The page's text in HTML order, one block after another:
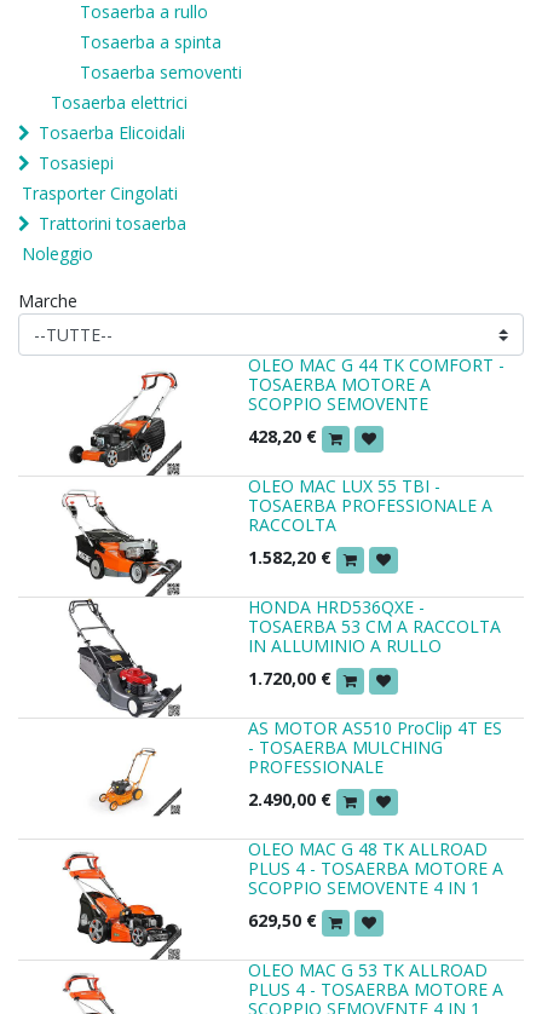
Tosaerba a rullo
Tosaerba a spinta
Tosaerba semoventi
Tosaerba elettrici
Tosaerba Elicoidali
Tosasiepi
Trasporter Cingolati
Trattorini tosaerba
Noleggio
Marche
OLEO MAC G 44 TK COMFORT -
TOSAERBA MOTORE A
SCOPPIO SEMOVENTE
428,20 €
OLEO MAC LUX 55 TBI -
TOSAERBA PROFESSIONALE A
RACCOLTA
1.582,20 €
HONDA HRD536QXE -
TOSAERBA 53 CM A RACCOLTA
IN ALLUMINIO A RULLO
1.720,00 €
AS MOTOR AS510 ProClip 4T ES
- TOSAERBA MULCHING
PROFESSIONALE
2.490,00 €
OLEO MAC G 48 TK ALLROAD
PLUS 4 - TOSAERBA MOTORE A
SCOPPIO SEMOVENTE 4 IN 1
629,50 €
OLEO MAC G 53 TK ALLROAD
PLUS 4 - TOSAERBA MOTORE A
SCOPPIO SEMOVENTE 4 IN 1